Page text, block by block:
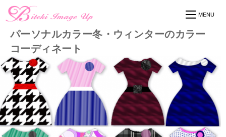
パーソナルカラー冬・ウィンターのカラー
コーディネート